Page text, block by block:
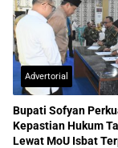
Advertorial
Bupati Sofyan
Kepastian Hukum
Lewat MoU Isbat